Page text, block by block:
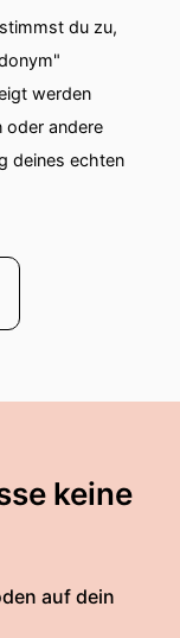
du zu,
werden
oder andere
deines echten
keine
auf dein